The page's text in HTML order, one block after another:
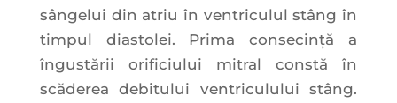
sângelui din atriu în ventriculul stâng în
timpul diastolei. Prima consecință a
îngustării orificiului mitral constă în
scăderea debitului ventriculului stâng.